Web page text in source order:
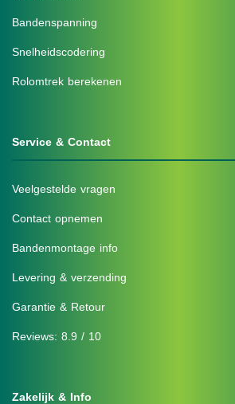
Bandenspanning
Snelheidscodering
Rolomtrek berekenen
Service & Contact
Veelgestelde vragen
Contact opnemen
Bandenmontage info
Levering & verzending
Garantie & Retour
Reviews: 8.9 / 10
Zakelijk & Info